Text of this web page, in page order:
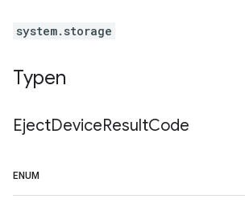
system.storage
Typen
EjectDeviceResultCode
ENUM